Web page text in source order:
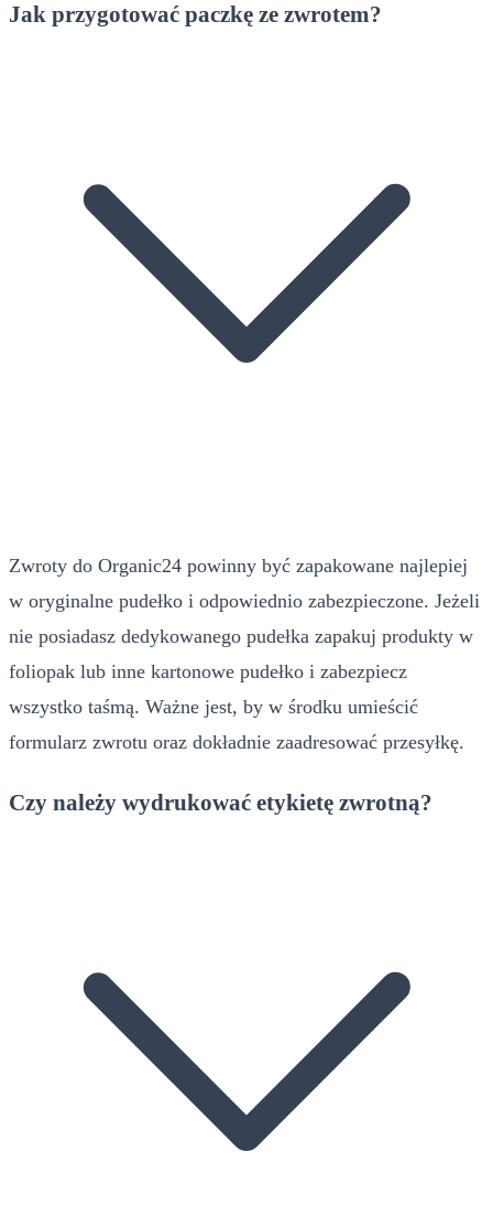
Jak przygotować paczkę ze zwrotem?
Zwroty do Organic24 powinny być zapakowane najlepiej
w oryginalne pudełko i odpowiednio zabezpieczone. Jeżeli
nie posiadasz dedykowanego pudełka zapakuj produkty w
foliopak lub inne kartonowe pudełko i zabezpiecz
wszystko taśmą. Ważne jest, by w środku umieścić
formularz zwrotu oraz dokładnie zaadresować przesyłkę.
Czy należy wydrukować etykietę zwrotną?